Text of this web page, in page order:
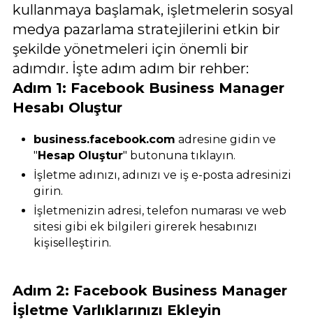
kullanmaya başlamak, işletmelerin sosyal
medya pazarlama stratejilerini etkin bir
şekilde yönetmeleri için önemli bir
adımdır. İşte adım adım bir rehber:
Adım 1: Facebook Business Manager
Hesabı Oluştur
business.facebook.com adresine gidin ve
"Hesap Oluştur" butonuna tıklayın.
İşletme adınızı, adınızı ve iş e-posta adresinizi
girin.
İşletmenizin adresi, telefon numarası ve web
sitesi gibi ek bilgileri girerek hesabınızı
kişiselleştirin.
Adım 2: Facebook Business Manager
İşletme Varlıklarınızı Ekleyin